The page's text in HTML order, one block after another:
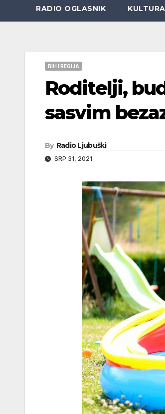
RADIO OGLASNIK KULTURA
BIH I REGIJA
Roditelji,
sasvim
By Radio Ljubuški
SRP 31, 2021